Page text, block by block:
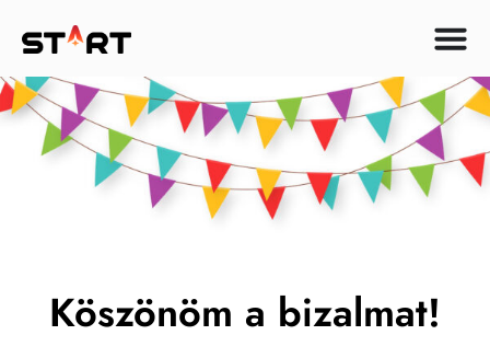
Köszönöm a bizalmat!